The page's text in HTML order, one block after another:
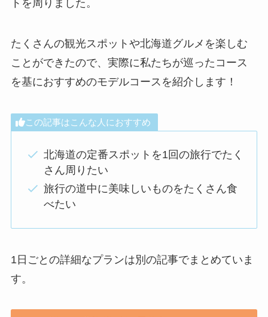
トを周りました。
たくさんの観光スポットや北海道グルメを楽しむ
ことができたので、実際に私たちが巡ったコース
を基におすすめのモデルコースを紹介します！
この記事はこんな人におすすめ
北海道の定番スポットを1回の旅行でたく
さん周りたい
旅行の道中に美味しいものをたくさん食
べたい
1日ごとの詳細なプランは別の記事でまとめていま
す。